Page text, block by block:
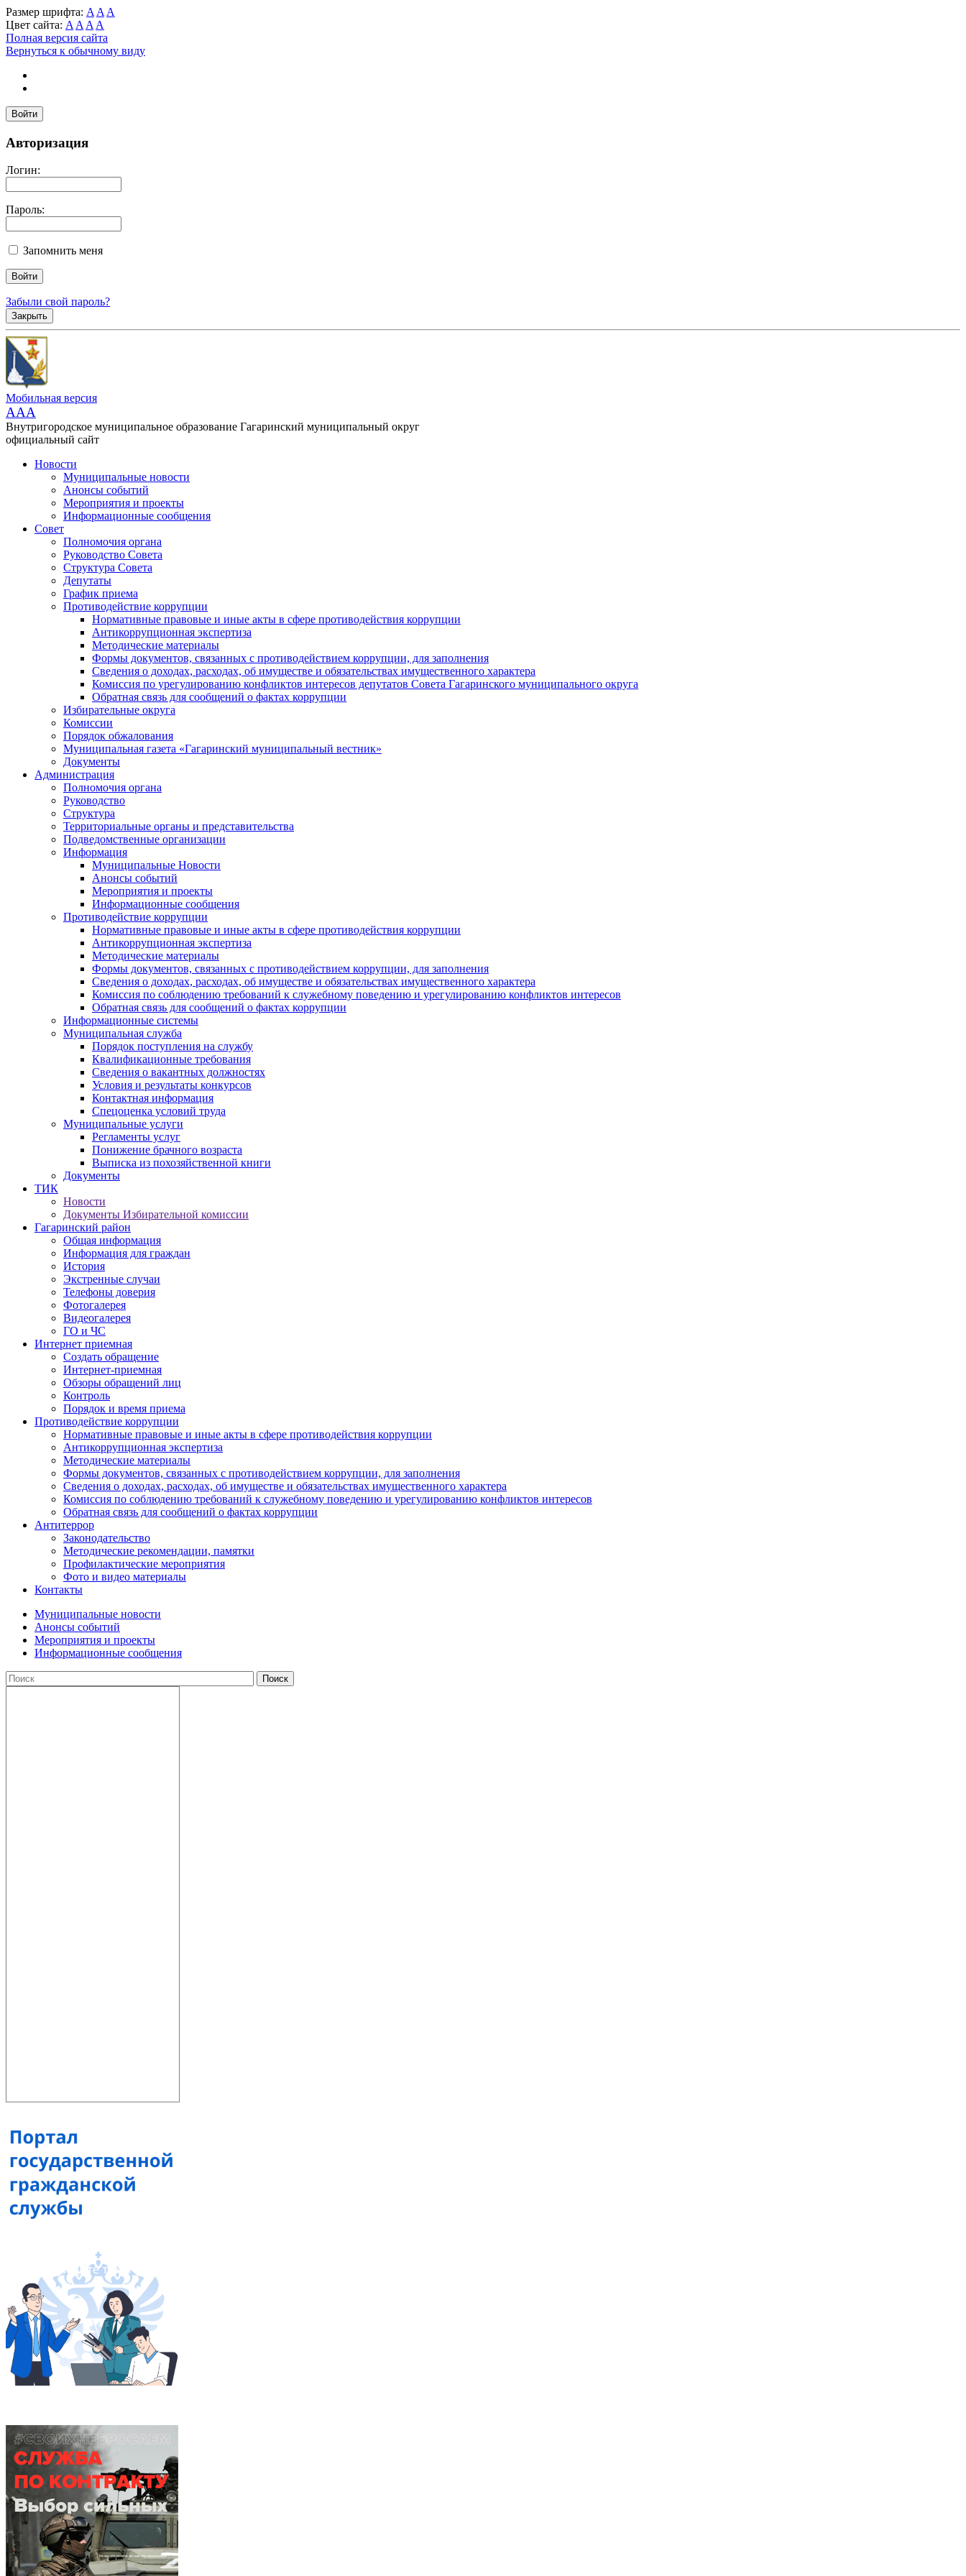
Размер шрифта: A A A
Цвет сайта: A A A A
Полная версия сайта
Вернуться к обычному виду
Войти
Авторизация
Логин:
Пароль:
Запомнить меня
Забыли свой пароль?
Закрыть
Мобильная версия
AAA
Внутригородское муниципальное образование Гагаринский муниципальный округ
официальный сайт
Новости
Муниципальные новости
Анонсы событий
Мероприятия и проекты
Информационные сообщения
Совет
Полномочия органа
Руководство Совета
Структура Совета
Депутаты
График приема
Противодействие коррупции
Нормативные правовые и иные акты в сфере противодействия коррупции
Антикоррупционная экспертиза
Методические материалы
Формы документов, связанных с противодействием коррупции, для заполнения
Сведения о доходах, расходах, об имуществе и обязательствах имущественного характера
Комиссия по урегулированию конфликтов интересов депутатов Совета Гагаринского муниципального округа
Обратная связь для сообщений о фактах коррупции
Избирательные округа
Комиссии
Порядок обжалования
Муниципальная газета «Гагаринский муниципальный вестник»
Документы
Администрация
Полномочия органа
Руководство
Структура
Территориальные органы и представительства
Подведомственные организации
Информация
Муниципальные Новости
Анонсы событий
Мероприятия и проекты
Информационные сообщения
Противодействие коррупции
Нормативные правовые и иные акты в сфере противодействия коррупции
Антикоррупционная экспертиза
Методические материалы
Формы документов, связанных с противодействием коррупции, для заполнения
Сведения о доходах, расходах, об имуществе и обязательствах имущественного характера
Комиссия по соблюдению требований к служебному поведению и урегулированию конфликтов интересов
Обратная связь для сообщений о фактах коррупции
Информационные системы
Муниципальная служба
Порядок поступления на службу
Квалификационные требования
Сведения о вакантных должностях
Условия и результаты конкурсов
Контактная информация
Спецоценка условий труда
Муниципальные услуги
Регламенты услуг
Понижение брачного возраста
Выписка из похозяйственной книги
Документы
ТИК
Новости
Документы Избирательной комиссии
Гагаринский район
Общая информация
Информация для граждан
История
Экстренные случаи
Телефоны доверия
Фотогалерея
Видеогалерея
ГО и ЧС
Интернет приемная
Создать обращение
Интернет-приемная
Обзоры обращений лиц
Контроль
Порядок и время приема
Противодействие коррупции
Нормативные правовые и иные акты в сфере противодействия коррупции
Антикоррупционная экспертиза
Методические материалы
Формы документов, связанных с противодействием коррупции, для заполнения
Сведения о доходах, расходах, об имуществе и обязательствах имущественного характера
Комиссия по соблюдению требований к служебному поведению и урегулированию конфликтов интересов
Обратная связь для сообщений о фактах коррупции
Антитеррор
Законодательство
Методические рекомендации, памятки
Профилактические мероприятия
Фото и видео материалы
Контакты
Муниципальные новости
Анонсы событий
Мероприятия и проекты
Информационные сообщения